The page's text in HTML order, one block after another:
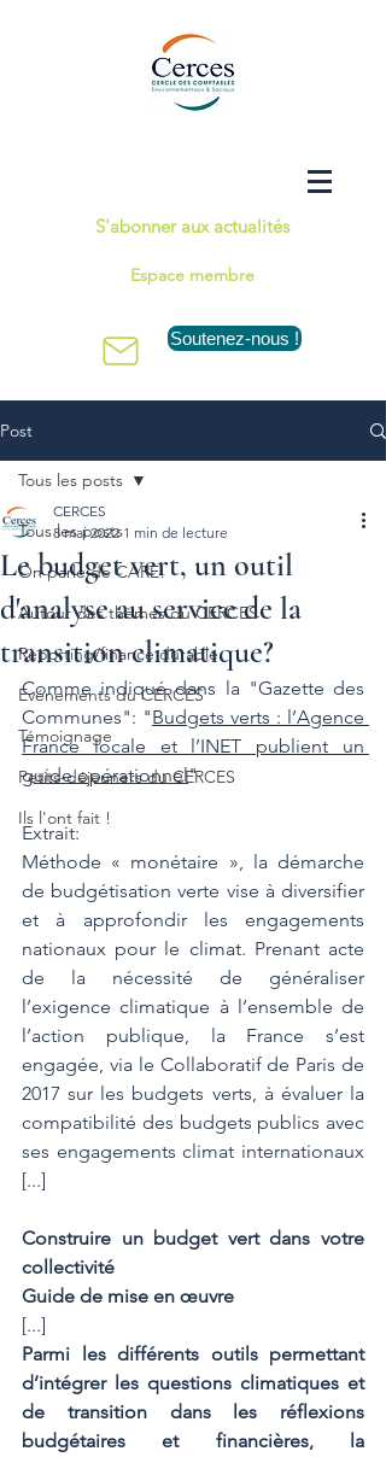
S'abonner aux actualités
Espace membre
Soutenez-nous !
Post
Tous les posts
On parle de CARE!
Autour des thèmes du CERCES
Reporting/finance durable
Evénements du CERCES
Témoignage
Petits-déjeuners du CERCES
Ils l'ont fait !
Tous les posts
Le budget vert, un outil
d'analyse au service de la
transition climatique?
CERCES
8 mai 2022 1 min de lecture
Comme indiqué dans la "Gazette des
Communes": "Budgets verts : l’Agence
France locale et l’INET publient un
guide opérationnel"
Extrait:
Méthode « monétaire », la démarche
de budgétisation verte vise à diversifier
et à approfondir les engagements
nationaux pour le climat. Prenant acte
de la nécessité de généraliser
l’exigence climatique à l’ensemble de
l’action publique, la France s’est
engagée, via le Collaboratif de Paris de
2017 sur les budgets verts, à évaluer la
compatibilité des budgets publics avec
ses engagements climat internationaux
[...]
Construire un budget vert dans votre
collectivité
Guide de mise en œuvre
[...]
Parmi les différents outils permettant
d’intégrer les questions climatiques et
de transition dans les réflexions
budgétaires et financières, la